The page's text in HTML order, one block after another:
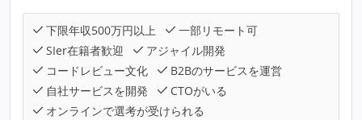
下限年収500万円以上
一部リモート可
SIer在籍者歓迎
アジャイル開発
コードレビュー文化
B2Bのサービスを運営
自社サービスを開発
CTOがいる
オンラインで選考が受けられる